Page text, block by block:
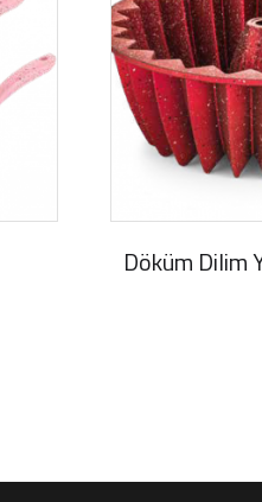
Döküm Dilim